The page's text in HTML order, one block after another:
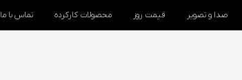
صدا و تصویر قیمت روز محصولات کارکرده تماس با ما